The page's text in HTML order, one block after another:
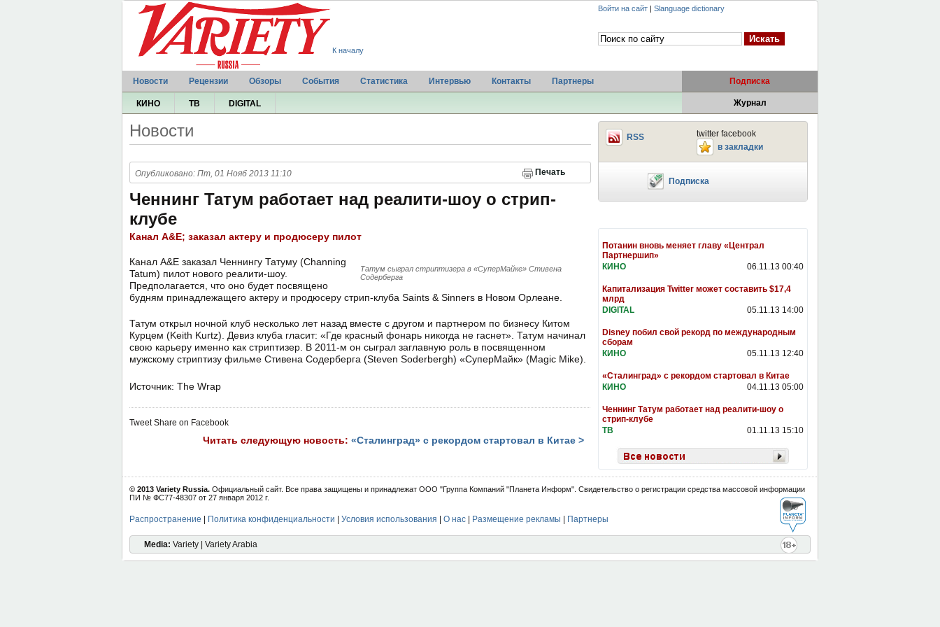
К началу
Войти на сайт | Slanguage dictionary
Новости Рецензии Обзоры События Статистика Интервью Контакты Партнеры Подписка
КИНО ТВ DIGITAL Журнал
Новости
Печать
Опубликовано: Пт, 01 Нояб 2013 11:10
Ченнинг Татум работает над реалити-шоу о стрип-
клубе
Канал A&E; заказал актеру и продюсеру пилот
Татум сыграл стриптизера в «СуперМайке» Стивена
Содерберга
Канал A&E заказал Ченнингу Татуму (Channing
Tatum) пилот нового реалити-шоу.
Предполагается, что оно будет посвящено
будням принадлежащего актеру и продюсеру стрип-клуба Saints & Sinners в Новом Орлеане.
Татум открыл ночной клуб несколько лет назад вместе с другом и партнером по бизнесу Китом
Курцем (Keith Kurtz). Девиз клуба гласит: «Где красный фонарь никогда не гаснет». Татум начинал
свою карьеру именно как стриптизер. В 2011-м он сыграл заглавную роль в посвященном
мужскому стриптизу фильме Стивена Содерберга (Steven Soderbergh) «СуперМайк» (Magic Mike).
Источник: The Wrap
TweetShare on Facebook
Читать следующую новость: «Сталинград» с рекордом стартовал в Китае >
twitter facebook
RSS
в закладки
Подписка
Потанин вновь меняет главу «Централ
Партнершип»
06.11.13 00:40
КИНО
Капитализация Twitter может составить $17,4
млрд
05.11.13 14:00
DIGITAL
Disney побил свой рекорд по международным
сборам
05.11.13 12:40
КИНО
«Сталинград» с рекордом стартовал в Китае
04.11.13 05:00
КИНО
Ченнинг Татум работает над реалити-шоу о
стрип-клубе
01.11.13 15:10
ТВ
© 2013 Variety Russia. Официальный сайт. Все права защищены и принадлежат ООО "Группа Компаний "Планета Информ". Свидетельство о регистрации средства массовой информации
ПИ № ФС77-48307 от 27 января 2012 г.
Распространение Политика конфиденциальности Условия использования О нас Размещение рекламы Партнеры
Media: Variety | Variety Arabia